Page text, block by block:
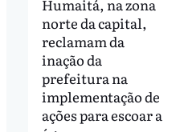
Humaitá, na zona
norte da capital,
reclamam da
inação da
prefeitura na
implementação de
ações para escoar a